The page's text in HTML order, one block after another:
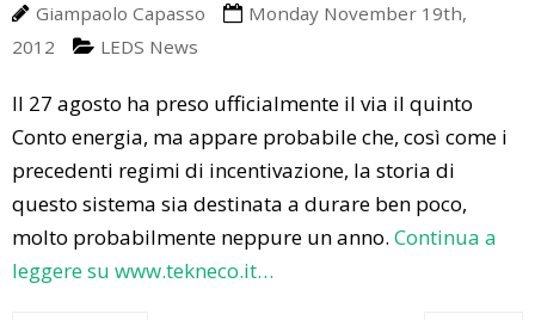
Energy Jobs
Workshops
EnerTrips
Other Events
LEDS Discovery
Thesis Proposals
Announcements
LEDS for Africa
Giampaolo Capasso
Monday November 19th,
2012
LEDS News
Il 27 agosto ha preso ufficialmente il via il quinto
Conto energia, ma appare probabile che, così come i
precedenti regimi di incentivazione, la storia di
questo sistema sia destinata a durare ben poco,
molto probabilmente neppure un anno. Continua a
leggere su www.tekneco.it…